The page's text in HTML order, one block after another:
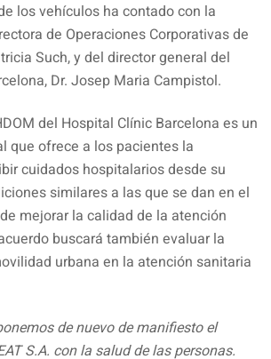
los vehículos ha contado con la
de Operaciones Corporativas de
Such, y del director general del
Dr. Josep Maria Campistol.
del Hospital Clínic Barcelona es un
que ofrece a los pacientes la
cuidados hospitalarios desde su
similares a las que se dan en el
mejorar la calidad de la atención
buscará también evaluar la
urbana en la atención sanitaria
de nuevo de manifiesto el
S.A. con la salud de las personas.